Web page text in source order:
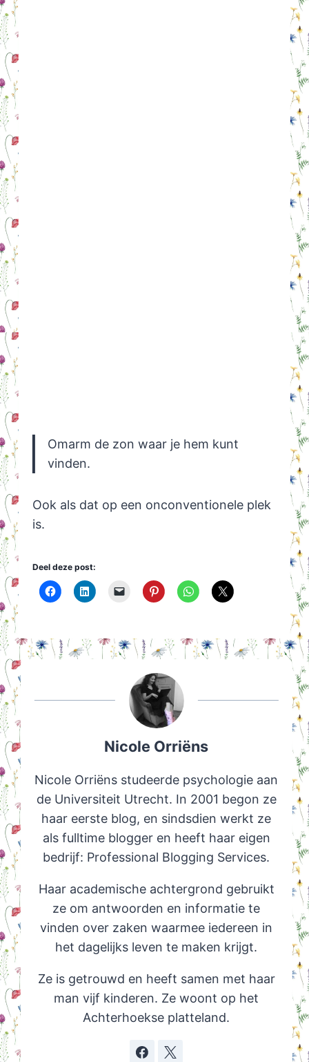
Omarm de zon waar je hem kunt
vinden.
Ook als dat op een onconventionele plek
is.
Deel deze post:
Nicole Orriëns
Nicole Orriëns studeerde psychologie aan
de Universiteit Utrecht. In 2001 begon ze
haar eerste blog, en sindsdien werkt ze
als fulltime blogger en heeft haar eigen
bedrijf: Professional Blogging Services.
Haar academische achtergrond gebruikt
ze om antwoorden en informatie te
vinden over zaken waarmee iedereen in
het dagelijks leven te maken krijgt.
Ze is getrouwd en heeft samen met haar
man vijf kinderen. Ze woont op het
Achterhoekse platteland.